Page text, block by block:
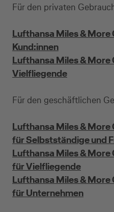
Für den privaten
Lufthansa Miles &
Kund:innen
Lufthansa Miles &
Vielfliegende
Für den geschäftlichen
Lufthansa Miles &
für Selbstständige und
Lufthansa Miles &
für Vielfliegende
Lufthansa Miles &
für Unternehmen
Kreditkarte
Suchen Sie eine
geschäftliche Nutzung?
Kreditkarten für Ihr
Über die Auswahl